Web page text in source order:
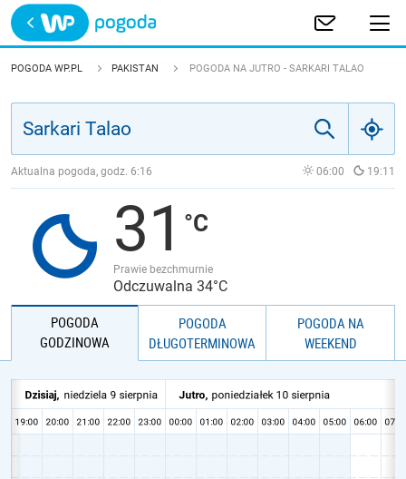
Trwa ładowanie
POLSKA
JAKOŚĆ POWIETRZA
POGODA WP.PL PAKISTAN POGODA NA JUTRO - SARKARI TALAO
Aktualna pogoda, godz. 6:16 06:00 19:11
31
Prawie bezchmurnie
Odczuwalna 34°C
POGODA
GODZINOWA
POGODA
DŁUGOTERMINOWA
POGODA NA
WEEKEND